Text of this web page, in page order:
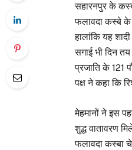
सहारनपुर के
फलावदा कस्बे
हालांकि यह
सगाई भी दिन
प्रजाति के 121
पक्ष ने कहा कि
मेहमानों ने इस
शुद्ध वातावरण
फलावदा कस्बा